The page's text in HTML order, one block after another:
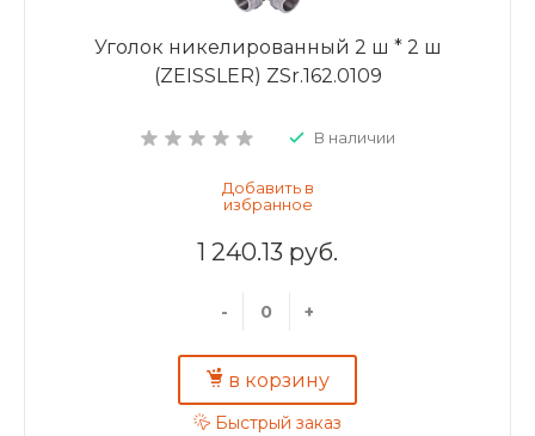
Уголок никелированный 2 ш * 2 ш
(ZEISSLER) ZSr.162.0109
В наличии
1 240.13 руб.
- +
в корзину
Быстрый заказ